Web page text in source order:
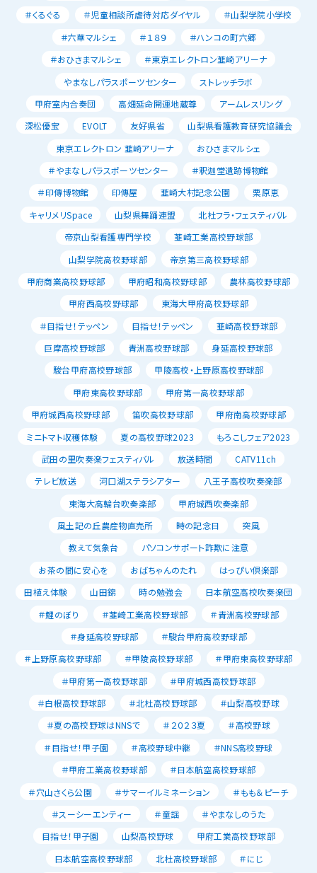
＃くるぐる
＃児童相談所虐待対応ダイヤル
＃山梨学院小学校
＃六華マルシェ
＃１８９
＃ハンコの町六郷
＃おひさまマルシェ
＃東京エレクトロン韮崎アリーナ
やまなしパラスポーツセンター
ストレッチラボ
甲府室内合奏団
高畑延命開運地蔵尊
アームレスリング
深松優宝
EVOLT 友好県省
山梨県看護教育研究協議会
東京エレクトロン 韮崎アリーナ
おひさまマルシェ
＃やまなしパラスポーツセンター
＃釈迦堂遺跡博物館
＃印傳博物館
印傳屋 韮崎大村記念公園
栗原恵
キャリメリSpace
山梨県舞踊連盟
北杜フラ・フェスティバル
帝京山梨看護専門学校
韮崎工業高校野球部
山梨学院高校野球部
帝京第三高校野球部
甲府商業高校野球部
甲府昭和高校野球部
農林高校野球部
甲府西高校野球部
東海大甲府高校野球部
＃目指せ！テッペン
目指せ！テッペン
韮崎高校野球部
巨摩高校野球部
青洲高校野球部
身延高校野球部
駿台甲府高校野球部
甲陵高校・上野原高校野球部
甲府東高校野球部
甲府第一高校野球部
甲府城西高校野球部
笛吹高校野球部
甲府南高校野球部
ミニトマト収穫体験
夏の高校野球2023
もろこしフェア2023
武田の里吹奏楽フェスティバル
放送時間
CATV11ch
テレビ放送
河口湖ステラシアター
八王子高校吹奏楽部
東海大高輪台吹奏楽部
甲府城西吹奏楽部
風土記の丘農産物直売所
時の記念日
突風
教えて気象台
パソコンサポート詐欺に注意
お茶の間に安心を
おばちゃんのたれ
はっぴい倶楽部
田植え体験
山田錦 時の勉強会
日本航空高校吹奏楽団
＃鯉のぼり
＃韮崎工業高校野球部
＃青洲高校野球部
＃身延高校野球部
＃駿台甲府高校野球部
＃上野原高校野球部
＃甲陵高校野球部
＃甲府東高校野球部
＃甲府第一高校野球部
＃甲府城西高校野球部
＃白根高校野球部
＃北杜高校野球部
＃山梨高校野球
＃夏の高校野球はNNSで
＃２０２３夏
＃高校野球
＃目指せ！甲子園
＃高校野球中継
＃NNS高校野球
＃甲府工業高校野球部
＃日本航空高校野球部
＃穴山さくら公園
＃サマーイルミネーション
＃もも＆ピーチ
＃スーシーエンティー
＃童謡
＃やまなしのうた
目指せ！甲子園
山梨高校野球
甲府工業高校野球部
日本航空高校野球部
北杜高校野球部
＃にじ